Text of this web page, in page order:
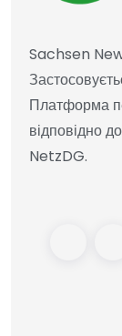
Sachsen
Платформа
відповідно
NetzDG.